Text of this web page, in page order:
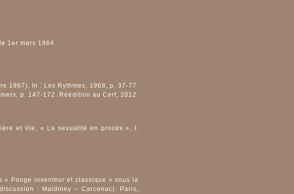
1er mars 1964
1967), In : Les Rythmes, 1968, p. 37-77
p. 147-172. Réédition au Cerf, 2012
et Vie, « La sexualité en procès », t.
« Ponge inventeur et classique » sous la
: Maldiney – Carcenac). Paris,